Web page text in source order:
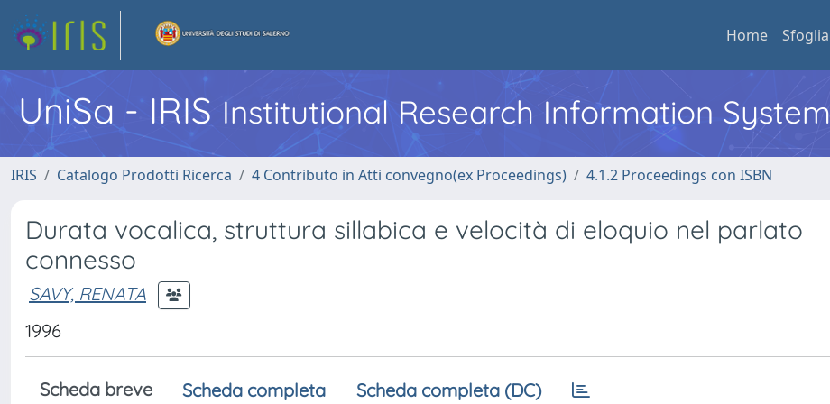
Home Sfoglia
UniSa - IRIS Institutional Research Information System
IRIS Catalogo Prodotti Ricerca 4 Contributo in Atti convegno(ex Proceedings) 4.1.2 Proceedings con ISBN
Durata vocalica, struttura sillabica e velocità di eloquio nel parlato
connesso
SAVY, RENATA
1996
Scheda breve Scheda completa Scheda completa (DC)